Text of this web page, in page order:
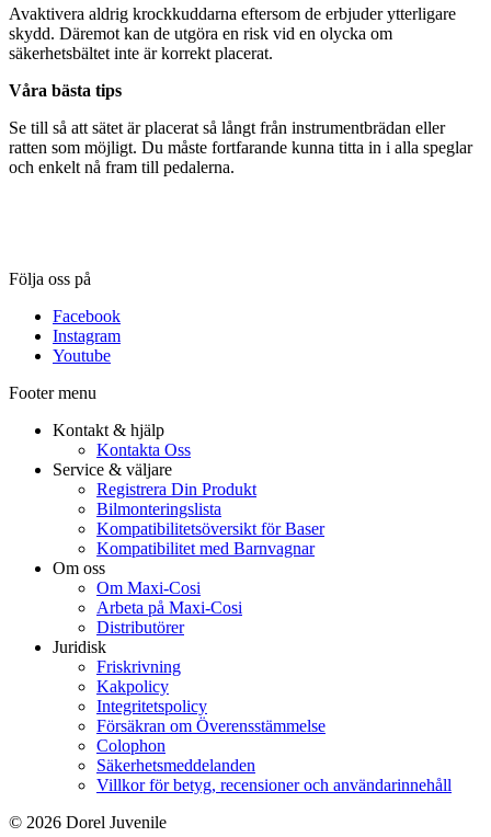
Avaktivera aldrig krockkuddarna eftersom de erbjuder ytterligare
skydd. Däremot kan de utgöra en risk vid en olycka om
säkerhetsbältet inte är korrekt placerat.
Våra bästa tips
Se till så att sätet är placerat så långt från instrumentbrädan eller
ratten som möjligt. Du måste fortfarande kunna titta in i alla speglar
och enkelt nå fram till pedalerna.
Följa oss på
Facebook
Instagram
Youtube
Footer menu
Kontakt & hjälp
Kontakta Oss
Service & väljare
Registrera Din Produkt
Bilmonteringslista
Kompatibilitetsöversikt för Baser
Kompatibilitet med Barnvagnar
Om oss
Om Maxi-Cosi
Arbeta på Maxi-Cosi
Distributörer
Juridisk
Friskrivning
Kakpolicy
Integritetspolicy
Försäkran om Överensstämmelse
Colophon
Säkerhetsmeddelanden
Villkor för betyg, recensioner och användarinnehåll
© 2026 Dorel Juvenile